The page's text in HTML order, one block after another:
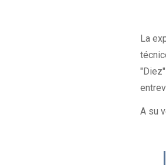
La
A su